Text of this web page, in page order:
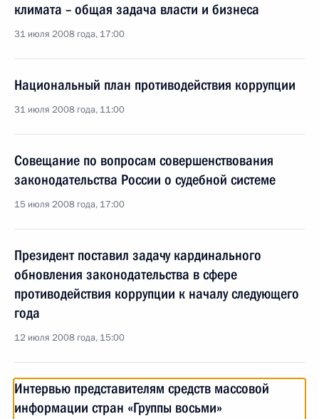
климата – общая задача власти и бизнеса
31 июля 2008 года, 17:00
Национальный план противодействия коррупции
31 июля 2008 года, 11:00
Совещание по вопросам совершенствования
законодательства России о судебной системе
15 июля 2008 года, 17:00
Президент поставил задачу кардинального
обновления законодательства в сфере
противодействия коррупции к началу следующего
года
12 июля 2008 года, 15:00
Интервью представителям средств массовой
информации стран «Группы восьми»